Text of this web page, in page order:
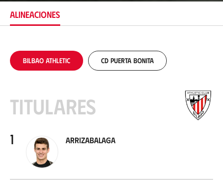
ó
ALINEACIONES
Bilbao Athletic CD Puerta Bonita
Titulares
1 Arrizabalaga